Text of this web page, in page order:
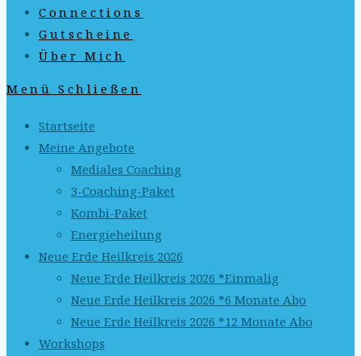
Connections
Gutscheine
Über Mich
Menü Schließen
Startseite
Meine Angebote
Mediales Coaching
3-Coaching-Paket
Kombi-Paket
Energieheilung
Neue Erde Heilkreis 2026
Neue Erde Heilkreis 2026 *Einmalig
Neue Erde Heilkreis 2026 *6 Monate Abo
Neue Erde Heilkreis 2026 *12 Monate Abo
Workshops